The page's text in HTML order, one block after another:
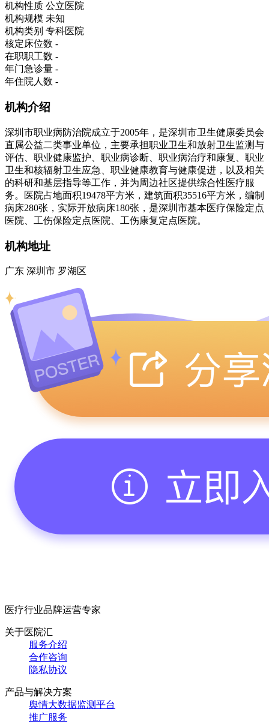
机构性质 公立医院
机构规模 未知
机构类别 专科医院
核定床位数 -
在职职工数 -
年门急诊量 -
年住院人数 -
机构介绍
深圳市职业病防治院成立于2005年，是深圳市卫生健康委员会
直属公益二类事业单位，主要承担职业卫生和放射卫生监测与
评估、职业健康监护、职业病诊断、职业病治疗和康复、职业
卫生和核辐射卫生应急、职业健康教育与健康促进，以及相关
的科研和基层指导等工作，并为周边社区提供综合性医疗服
务。医院占地面积19478平方米，建筑面积35516平方米，编制
病床280张，实际开放病床180张，是深圳市基本医疗保险定点
医院、工伤保险定点医院、工伤康复定点医院。
机构地址
广东 深圳市 罗湖区
医疗行业品牌运营专家
关于医院汇
服务介绍
合作咨询
隐私协议
产品与解决方案
舆情大数据监测平台
推广服务